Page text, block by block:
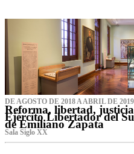
DE AGOSTO DE 2018 A ABRIL DE 2019
Reforma, libertad,
Ejército Libertador del
de Emiliano Zapata
Sala Siglo XX